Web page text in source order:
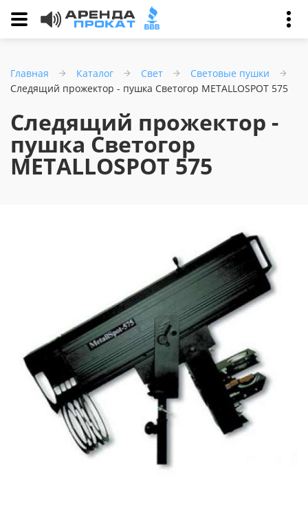
Главная Каталог Свет
Световые пушки
Следящий прожектор - пушка Светогор METALLOSPOT 575
Следящий прожектор -
пушка Светогор
METALLOSPOT 575